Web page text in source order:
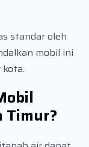
standar oleh
mobil ini
Timur?